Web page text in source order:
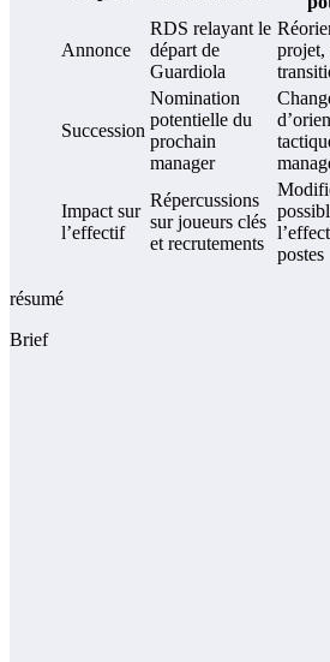
Annonce
RDS relayant le
départ de
Guardiola
projet,
Succession
Nomination
potentielle du
prochain
manager
Impact sur
l’effectif
Répercussions
sur joueurs clés
et recrutements
postes
résumé
Brief